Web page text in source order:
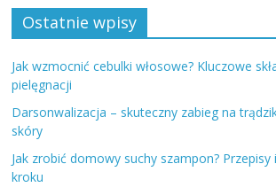
Ostatnie wpisy
Jak wzmocnić cebulki włosowe? Kluczowe
pielęgnacji
Darsonwalizacja – skuteczny zabieg na
skóry
Jak zrobić domowy suchy szampon?
kroku